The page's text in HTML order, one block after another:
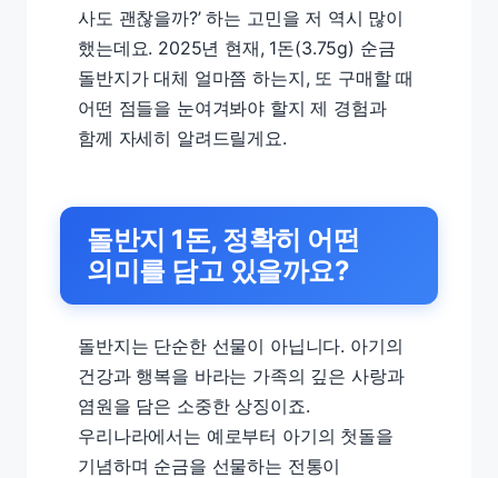
사도 괜찮을까?’ 하는 고민을 저 역시 많이
했는데요. 2025년 현재, 1돈(3.75g) 순금
돌반지가 대체 얼마쯤 하는지, 또 구매할 때
어떤 점들을 눈여겨봐야 할지 제 경험과
함께 자세히 알려드릴게요.
돌반지 1돈, 정확히 어떤
의미를 담고 있을까요?
돌반지는 단순한 선물이 아닙니다. 아기의
건강과 행복을 바라는 가족의 깊은 사랑과
염원을 담은 소중한 상징이죠.
우리나라에서는 예로부터 아기의 첫돌을
기념하며 순금을 선물하는 전통이